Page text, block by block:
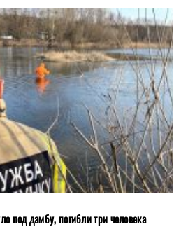
под дамбу, погибли три человека